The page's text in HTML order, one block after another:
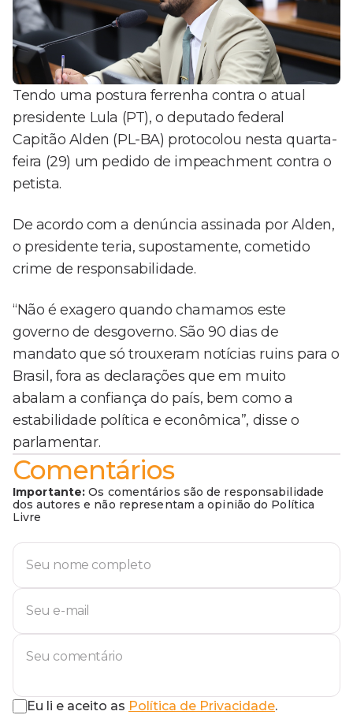
Tendo uma postura ferrenha contra o atual
presidente Lula (PT), o deputado federal
Capitão Alden (PL-BA) protocolou nesta quarta-
feira (29) um pedido de impeachment contra o
petista.
De acordo com a denúncia assinada por Alden,
o presidente teria, supostamente, cometido
crime de responsabilidade.
“Não é exagero quando chamamos este
governo de desgoverno. São 90 dias de
mandato que só trouxeram notícias ruins para o
Brasil, fora as declarações que em muito
abalam a confiança do país, bem como a
estabilidade política e econômica”, disse o
parlamentar.
Comentários
Importante: Os comentários são de responsabilidade
dos autores e não representam a opinião do Política
Livre
Eu li e aceito as Política de Privacidade.